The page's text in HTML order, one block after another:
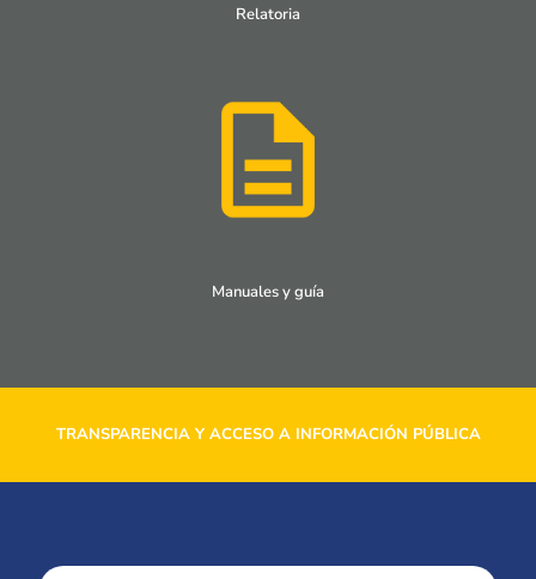
Relatoria
Manuales y guía
TRANSPARENCIA Y ACCESO A INFORMACIÓN PÚBLICA